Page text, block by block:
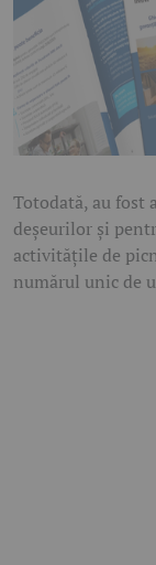
Totodată, au fost
deșeurilor și
activitățile de
numărul unic de